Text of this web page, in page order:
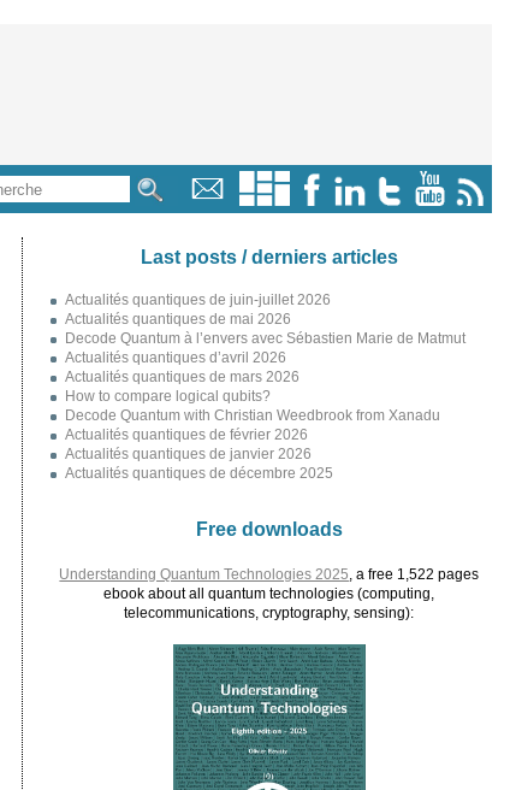
Last posts / derniers articles
Actualités quantiques de juin-juillet 2026
Actualités quantiques de mai 2026
Decode Quantum à l’envers avec Sébastien Marie de Matmut
Actualités quantiques d’avril 2026
Actualités quantiques de mars 2026
How to compare logical qubits?
Decode Quantum with Christian Weedbrook from Xanadu
Actualités quantiques de février 2026
Actualités quantiques de janvier 2026
Actualités quantiques de décembre 2025
Free downloads
Understanding Quantum Technologies 2025 , a free 1,522 pages
ebook about all quantum technologies (computing,
telecommunications, cryptography, sensing):